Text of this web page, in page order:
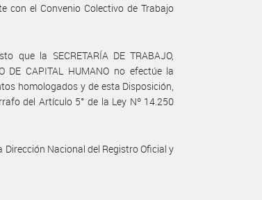
con el Convenio Colectivo de Trabajo
que la SECRETARÍA DE TRABAJO,
DE CAPITAL HUMANO no efectúe la
homologados y de esta Disposición,
del Artículo 5° de la Ley Nº 14.250
Dirección Nacional del Registro Oficial y